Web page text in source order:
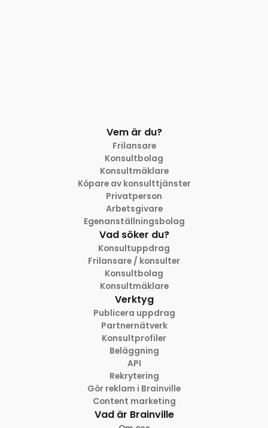
Vem är du?
Frilansare
Konsultbolag
Konsultmäklare
Köpare av konsulttjänster
Privatperson
Arbetsgivare
Egenanställningsbolag
Vad söker du?
Konsultuppdrag
Frilansare / konsulter
Konsultbolag
Konsultmäklare
Verktyg
Publicera uppdrag
Partnernätverk
Konsultprofiler
Beläggning
API
Rekrytering
Gör reklam i Brainville
Content marketing
Vad är Brainville